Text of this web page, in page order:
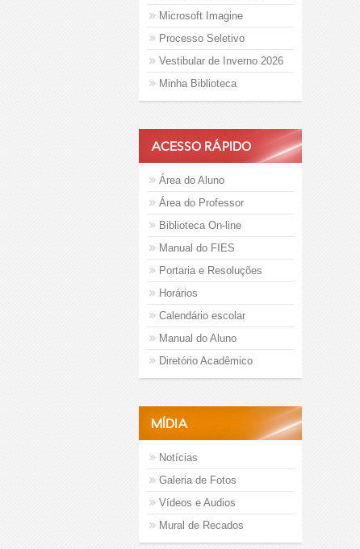
Microsoft Imagine
Processo Seletivo
Vestibular de Inverno 2026
Minha Biblioteca
ACESSO RÁPIDO
Área do Aluno
Área do Professor
Biblioteca On-line
Manual do FIES
Portaria e Resoluções
Horários
Calendário escolar
Manual do Aluno
Diretório Acadêmico
MÍDIA
Notícias
Galeria de Fotos
Vídeos e Audios
Mural de Recados